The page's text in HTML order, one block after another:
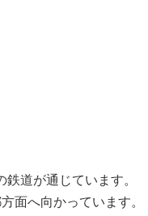
道が通じています。
面へ向かっています。